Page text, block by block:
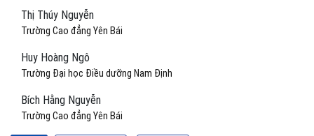
Thị Thúy Nguyễn
Trường Cao đẳng Yên Bái
Huy Hoàng Ngô
Trường Đại học Điều dưỡng Nam Định
Bích Hằng Nguyễn
Trường Cao đẳng Yên Bái